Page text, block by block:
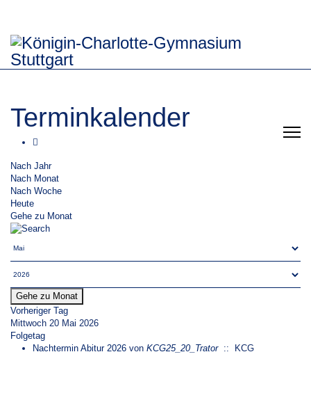
Terminkalender
Nach Jahr
Nach Monat
Nach Woche
Heute
Gehe zu Monat
Gehe zu Monat
Vorheriger Tag
Mittwoch 20 Mai 2026
Folgetag
Nachtermin Abitur 2026 von KCG25_20_Trator:: KCG